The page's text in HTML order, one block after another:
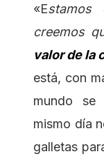
«Estamos
creemos
valor de la
está, con
mundo se
mismo día
galletas